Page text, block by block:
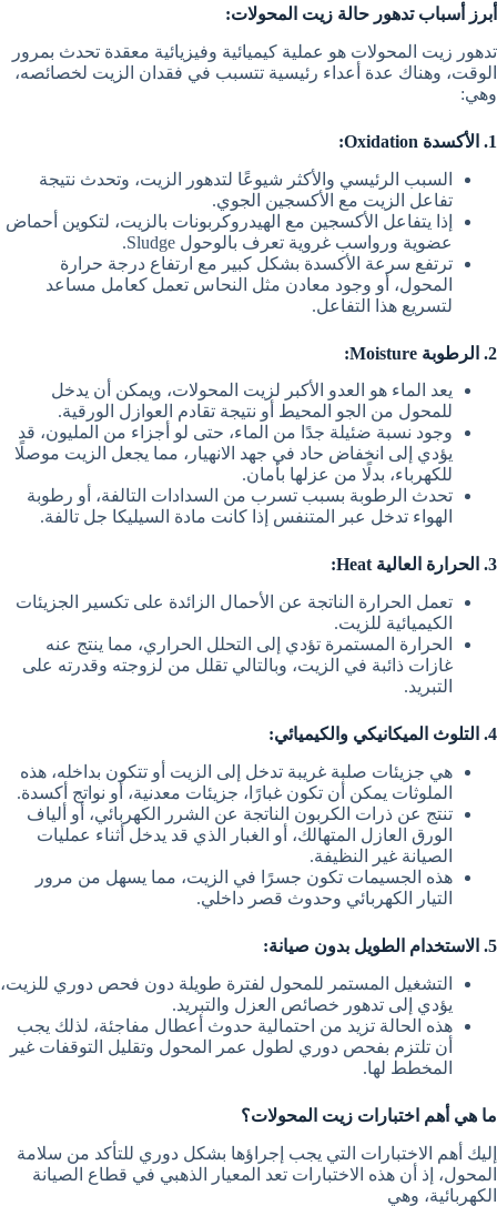
أبرز أسباب تدهور حالة زيت المحولات:
تدهور زيت المحولات هو عملية كيميائية وفيزيائية معقدة تحدث بمرور
الوقت، وهناك عدة أعداء رئيسية تتسبب في فقدان الزيت لخصائصه،
وهي:
1. الأكسدة Oxidation:
السبب الرئيسي والأكثر شيوعًا لتدهور الزيت، وتحدث نتيجة
تفاعل الزيت مع الأكسجين الجوي.
إذا يتفاعل الأكسجين مع الهيدروكربونات بالزيت، لتكوين أحماض
عضوية ورواسب غروية تعرف بالوحول Sludge.
ترتفع سرعة الأكسدة بشكل كبير مع ارتفاع درجة حرارة
المحول، أو وجود معادن مثل النحاس تعمل كعامل مساعد
لتسريع هذا التفاعل.
2. الرطوبة Moisture:
يعد الماء هو العدو الأكبر لزيت المحولات، ويمكن أن يدخل
للمحول من الجو المحيط أو نتيجة تقادم العوازل الورقية.
وجود نسبة ضئيلة جدًا من الماء، حتى لو أجزاء من المليون، قد
يؤدي إلى انخفاض حاد في جهد الانهيار، مما يجعل الزيت موصلًا
للكهرباء، بدلًا من عزلها بأمان.
تحدث الرطوبة بسبب تسرب من السدادات التالفة، أو رطوبة
الهواء تدخل عبر المتنفس إذا كانت مادة السيليكا جل تالفة.
3. الحرارة العالية Heat:
تعمل الحرارة الناتجة عن الأحمال الزائدة على تكسير الجزيئات
الكيميائية للزيت.
الحرارة المستمرة تؤدي إلى التحلل الحراري، مما ينتج عنه
غازات ذائبة في الزيت، وبالتالي تقلل من لزوجته وقدرته على
التبريد.
4. التلوث الميكانيكي والكيميائي:
هي جزيئات صلبة غريبة تدخل إلى الزيت أو تتكون بداخله، هذه
الملوثات يمكن أن تكون غبارًا، جزيئات معدنية، أو نواتج أكسدة.
تنتج عن ذرات الكربون الناتجة عن الشرر الكهربائي، أو ألياف
الورق العازل المتهالك، أو الغبار الذي قد يدخل أثناء عمليات
الصيانة غير النظيفة.
هذه الجسيمات تكون جسرًا في الزيت، مما يسهل من مرور
التيار الكهربائي وحدوث قصر داخلي.
5. الاستخدام الطويل بدون صيانة:
التشغيل المستمر للمحول لفترة طويلة دون فحص دوري للزيت،
يؤدي إلى تدهور خصائص العزل والتبريد.
هذه الحالة تزيد من احتمالية حدوث أعطال مفاجئة، لذلك يجب
أن تلتزم بفحص دوري لطول عمر المحول وتقليل التوقفات غير
المخطط لها.
ما هي أهم اختبارات زيت المحولات؟
إليك أهم الاختبارات التي يجب إجراؤها بشكل دوري للتأكد من سلامة
المحول، إذ أن هذه الاختبارات تعد المعيار الذهبي في قطاع الصيانة
الكهربائية، وهي